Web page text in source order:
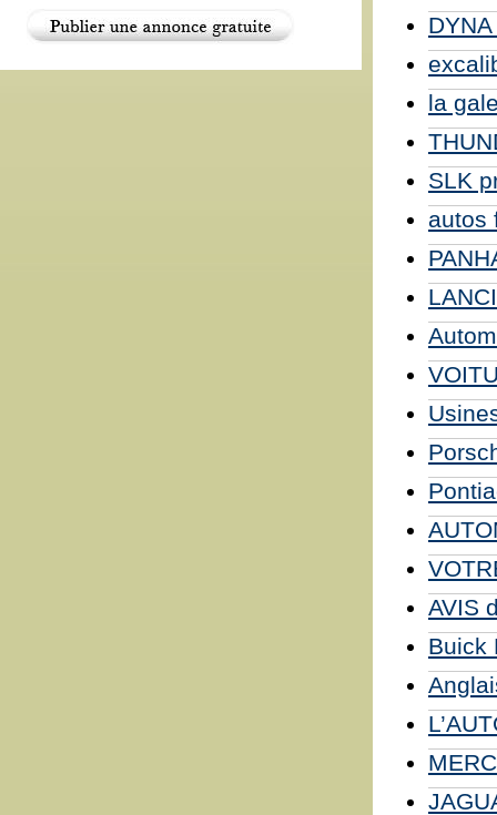
la
SLK
autos
AVIS
Buick